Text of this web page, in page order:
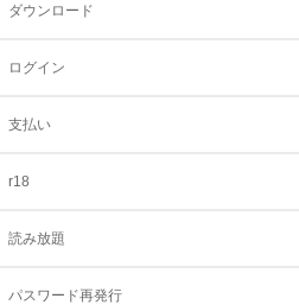
ダウンロード
ログイン
支払い
r18
読み放題
パスワード再発行